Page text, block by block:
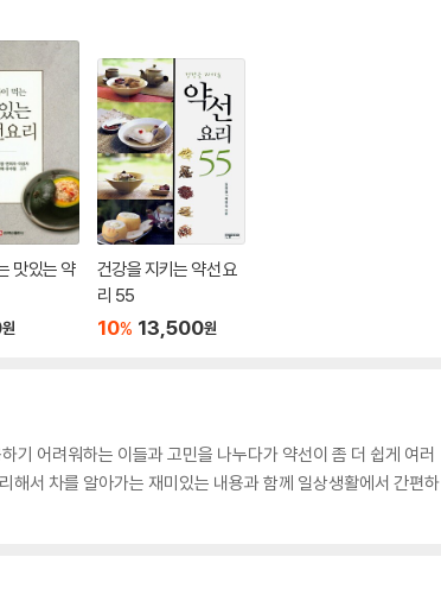
맛있는 약
원
건강을 지키는 약선 요
리 55
10% 13,500원
기 어려워하는 이들과 고민을 나누다가 약선이 좀 더 쉽게 여러
해서 차를 알아가는 재미있는 내용과 함께 일상생활에서 간편하